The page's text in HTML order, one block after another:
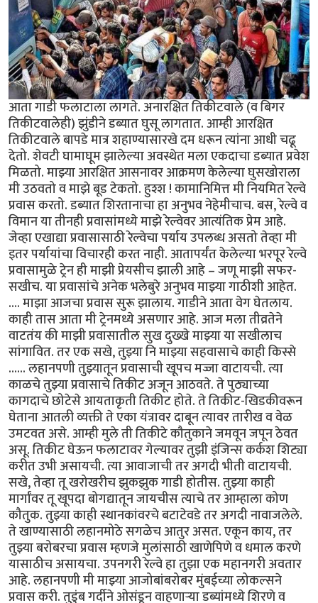
आता गाडी फलाटाला लागते. अनारक्षित तिकीटवाले (व बिगर
तिकीटवालेही) झुंडीने डब्यात घुसू लागतात. आम्ही आरक्षित
तिकीटवाले बापडे मात्र शहाण्यासारखे दम धरून त्यांना आधी चढू
देतो. शेवटी घामाघूम झालेल्या अवस्थेत मला एकदाचा डब्यात प्रवेश
मिळतो. माझ्या आरक्षित आसनावर आक्रमण केलेल्या घुसखोराला
मी उठवतो व माझे बूड टेकतो. हुश्श ! कामानिमित्त मी नियमित रेल्वे
प्रवास करतो. डब्यात शिरतानाचा हा अनुभव नेहेमीचाच. बस, रेल्वे व
विमान या तीनही प्रवासांमध्ये माझे रेल्वेवर आत्यंतिक प्रेम आहे.
जेव्हा एखाद्या प्रवासासाठी रेल्वेचा पर्याय उपलब्ध असतो तेव्हा मी
इतर पर्यायांचा विचारही करत नाही. आतापर्यंत केलेल्या भरपूर रेल्वे
प्रवासामुळे ट्रेन ही माझी प्रेयसीच झाली आहे – जणू माझी सफर-
सखीच. या प्रवासांचे अनेक भलेबुरे अनुभव माझ्या गाठीशी आहेत.
.... माझा आजचा प्रवास सुरू झालाय. गाडीने आता वेग घेतलाय.
काही तास आता मी ट्रेनमध्ये असणार आहे. आज मला तीव्रतेने
वाटतंय की माझी प्रवासातील सुख दुख्खे माझ्या या सखीलाच
सांगावित. तर एक सखे, तुझ्या नि माझ्या सहवासाचे काही किस्से
...... लहानपणी तुझ्यातून प्रवासाची खूपच मज्जा वाटायची. त्या
काळचे तुझ्या प्रवासाचे तिकीट अजून आठवते. ते पुठ्याच्या
कागदाचे छोटेसे आयताकृती तिकीट होते. ते तिकीट-खिडकीवरून
घेताना आतली व्यक्ती ते एका यंत्रावर दाबून त्यावर तारीख व वेळ
उमटवत असे. आम्ही मुले ती तिकीटे कौतुकाने जमवून जपून ठेवत
असू. तिकीट घेऊन फलाटावर गेल्यावर तुझी इंजिन्स कर्कश शिट्या
करीत उभी असायची. त्या आवाजाची तर अगदी भीती वाटायची.
सखे, तेव्हा तू खरोखरीच झुकझुक गाडी होतीस. तुझ्या काही
मार्गांवर तू खूपदा बोगद्यातून जायचीस त्याचे तर आम्हाला कोण
कौतुक. तुझ्या काही स्थानकांवरचे बटाटेवडे तर अगदी नावाजलेले.
ते खाण्यासाठी लहानमोठे सगळेच आतुर असत. एकून काय, तर
तुझ्या बरोबरचा प्रवास म्हणजे मुलांसाठी खाणेपिणे व धमाल करणे
यासाठीच असायचा. उपनगरी रेल्वे हा तुझा एक महानगरी अवतार
आहे. लहानपणी मी माझ्या आजोबांबरोबर मुंबईच्या लोकल्सने
प्रवास करी. तुडुंब गर्दीने ओसंडून वाहणाऱ्या डब्यांमध्ये शिरणे व